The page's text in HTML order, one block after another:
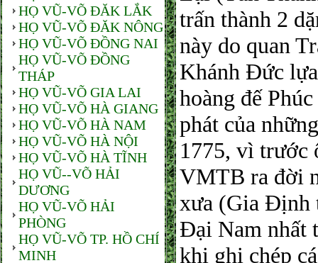
HỌ VŨ-VÕ ĐĂK LẮK
HỌ VŨ-VÕ ĐĂK NÔNG
HỌ VŨ-VÕ ĐỒNG NAI
HỌ VŨ-VÕ ĐỒNG
THÁP
HỌ VŨ-VÕ GIA LAI
HỌ VŨ-VÕ HÀ GIANG
HỌ VŨ-VÕ HÀ NAM
HỌ VŨ-VÕ HÀ NỘI
HỌ VŨ-VÕ HÀ TĨNH
HỌ VŨ--VÕ HẢI
DƯƠNG
HỌ VŨ-VÕ HẢI
PHÒNG
HỌ VŨ-VÕ TP. HỒ CHÍ
MINH
trấn thành 2
này do quan
Khánh Đức
hoàng đế
phát của
1775, vì trước
VMTB ra đời
xưa (Gia Định
Đại Nam nhất
khi ghi chép